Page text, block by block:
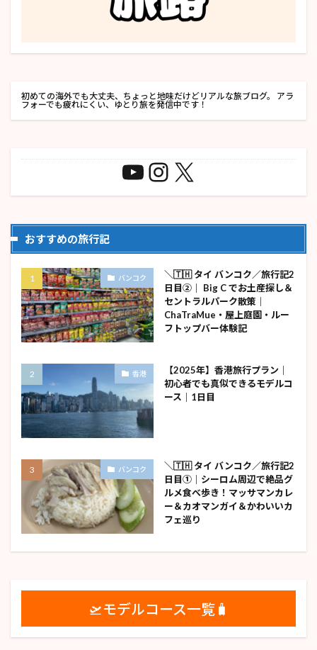
初めての海外でも大丈夫、ちょっと地味だけどリアルな旅ブログ。 アラ
フォーでも疲れにくい、ゆとり旅を発信中です！
おすすめの旅行記
バンコク
＼🇹🇭 タイ バンコク／旅行記2
日目②｜ Big C でお土産探し＆
セントラルパーク散策｜
ChaTraMue・屋上庭園・ルー
フトップバー体験記
香港
【2025年】香港旅行プラン｜
初心者でも真似できるモデルコ
ース｜1日目
バンコク
＼🇹🇭 タイ バンコク／旅行記2
日目①｜シーロム周辺で絶品グ
ルメ食べ歩き！マッサマンカレ
ー＆カオマンガイ＆かわいいカ
フェ巡り
🛫モデルコース一覧🧳